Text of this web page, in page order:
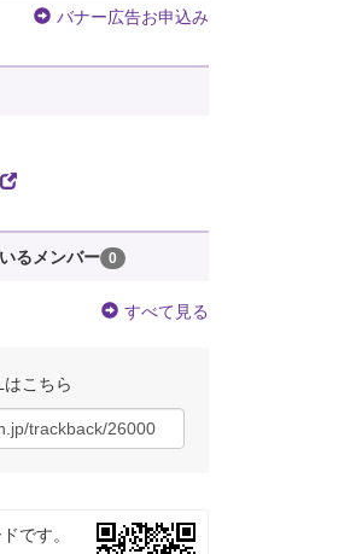
バナー広告お申込み
るメンバー 0
すべて見る
はこちら
です。